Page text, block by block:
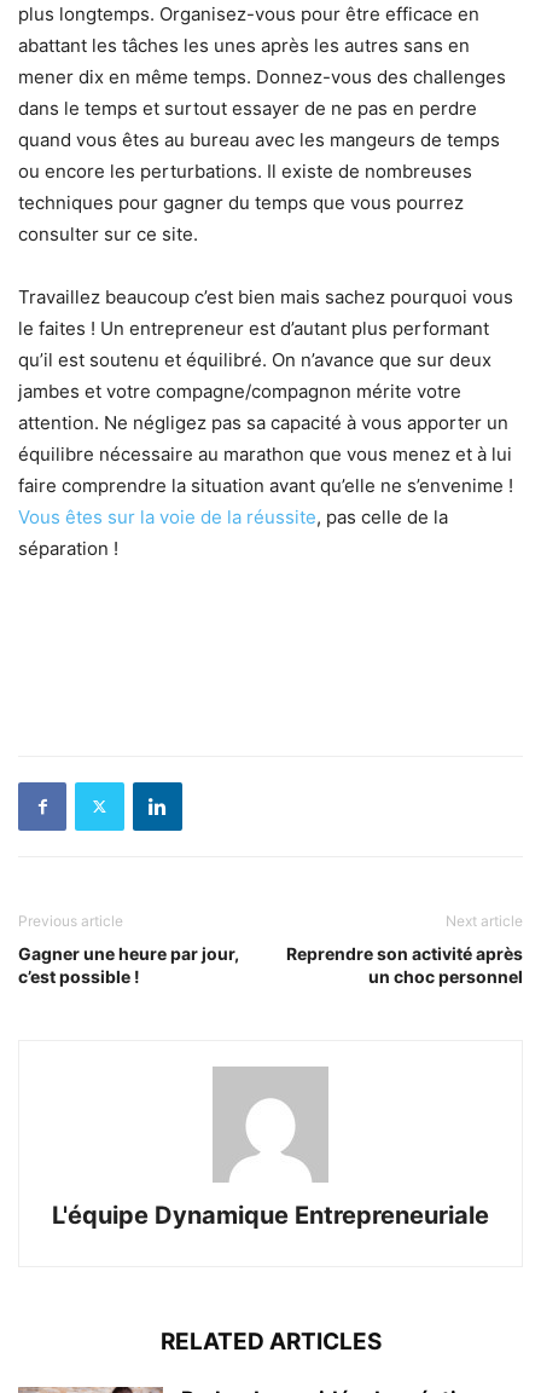
plus longtemps. Organisez-vous pour être efficace en
abattant les tâches les unes après les autres sans en
mener dix en même temps. Donnez-vous des challenges
dans le temps et surtout essayer de ne pas en perdre
quand vous êtes au bureau avec les mangeurs de temps
ou encore les perturbations. Il existe de nombreuses
techniques pour gagner du temps que vous pourrez
consulter sur ce site.
Travaillez beaucoup c’est bien mais sachez pourquoi vous
le faites ! Un entrepreneur est d’autant plus performant
qu’il est soutenu et équilibré. On n’avance que sur deux
jambes et votre compagne/compagnon mérite votre
attention. Ne négligez pas sa capacité à vous apporter un
équilibre nécessaire au marathon que vous menez et à lui
faire comprendre la situation avant qu’elle ne s’envenime !
Vous êtes sur la voie de la réussite, pas celle de la
séparation !
Previous article
Gagner une heure par jour,
c’est possible !
Next article
Reprendre son activité après
un choc personnel
L'équipe Dynamique Entrepreneuriale
RELATED ARTICLES